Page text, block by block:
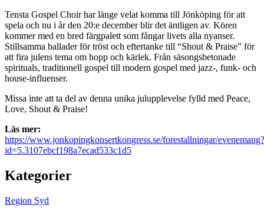
Tensta Gospel Choir har länge velat komma till Jönköping för att
spela och nu i år den 20:e december blir det äntligen av. Kören
kommer med en bred färgpalett som fångar livets alla nyanser.
Stillsamma ballader för tröst och eftertanke till “Shout & Praise” för
att fira julens tema om hopp och kärlek. Från säsongsbetonade
spirituals, traditionell gospel till modern gospel med jazz-, funk- och
house-influenser.
Missa inte att ta del av denna unika julupplevelse fylld med Peace,
Love, Shout & Praise!
Läs mer:
https://www.jonkopingkonsertkongress.se/forestallningar/evenemang?
id=5.3107ebcf198a7ecad533c1d5
Kategorier
Region Syd